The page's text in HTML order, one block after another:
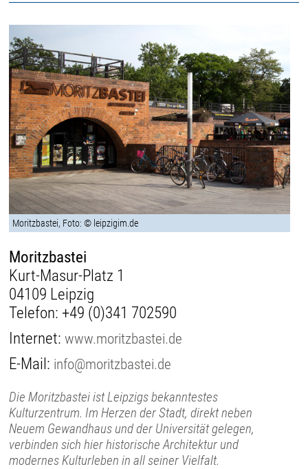
Moritzbastei, Foto: © leipzigim.de
Moritzbastei
Kurt-Masur-Platz 1
04109 Leipzig
Telefon: +49 (0)341 702590
Internet:www.moritzbastei.de
E-Mail: info@moritzbastei.de
Die Moritzbastei ist Leipzigs bekanntestes
Kulturzentrum. Im Herzen der Stadt, direkt neben
Neuem Gewandhaus und der Universität gelegen,
verbinden sich hier historische Architektur und
modernes Kulturleben in all seiner Vielfalt.